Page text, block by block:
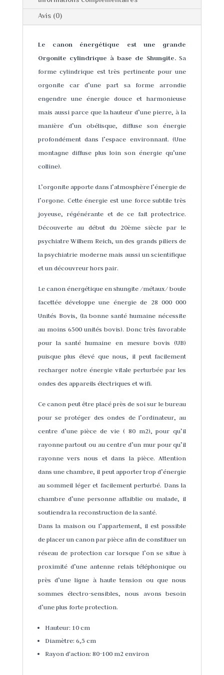
Avis (0)
Le canon énergétique est une grande
Orgonite cylindrique à base de Shungite. Sa
forme cylindrique est très pertinente pour une
orgonite car d’une part sa forme arrondie
engendre une énergie douce et harmonieuse
mais aussi parce que la hauteur d’une pierre, à la
manière d’un obélisque, diffuse son énergie
profondément dans l’espace environnant. (Une
montagne diffuse plus loin son énergie qu’une
colline).
L’orgonite apporte dans l’atmosphère l’énergie de
l’orgone. Cette énergie est une force subtile très
joyeuse, régénérante et de ce fait protectrice.
Découverte au début du 20ème siècle par le
psychiatre Wilhem Reich, un des grands piliers de
la psychiatrie moderne mais aussi un scientifique
et un découvreur hors pair.
Le canon énergétique en shungite /métaux/ boule
facettée développe une énergie de 28 000 000
Unités Bovis, (la bonne santé humaine nécessite
au moins 6500 unités bovis). Donc très favorable
pour la santé humaine en mesure bovis (UB)
puisque plus élevé que nous, il peut facilement
recharger notre énergie vitale perturbée par les
ondes des appareils électriques et wifi.
Ce canon peut être placé près de soi sur le bureau
pour se protéger des ondes de l’ordinateur, au
centre d’une pièce de vie ( 80 m2), pour qu’il
rayonne partout ou au centre d’un mur pour qu’il
rayonne vers nous et dans la pièce. Attention
dans une chambre, il peut apporter trop d’énergie
au sommeil léger et facilement perturbé. Dans la
chambre d’une personne affaiblie ou malade, il
soutiendra la reconstruction de la santé.
Dans la maison ou l’appartement, il est possible
de placer un canon par pièce afin de constituer un
réseau de protection car lorsque l’on se situe à
proximité d’une antenne relais téléphonique ou
près d’une ligne à haute tension ou que nous
sommes électro-sensibles, nous avons besoin
d’une plus forte protection.
Hauteur: 10 cm
Diamètre: 6,5 cm
Rayon d'action: 80-100 m2 environ